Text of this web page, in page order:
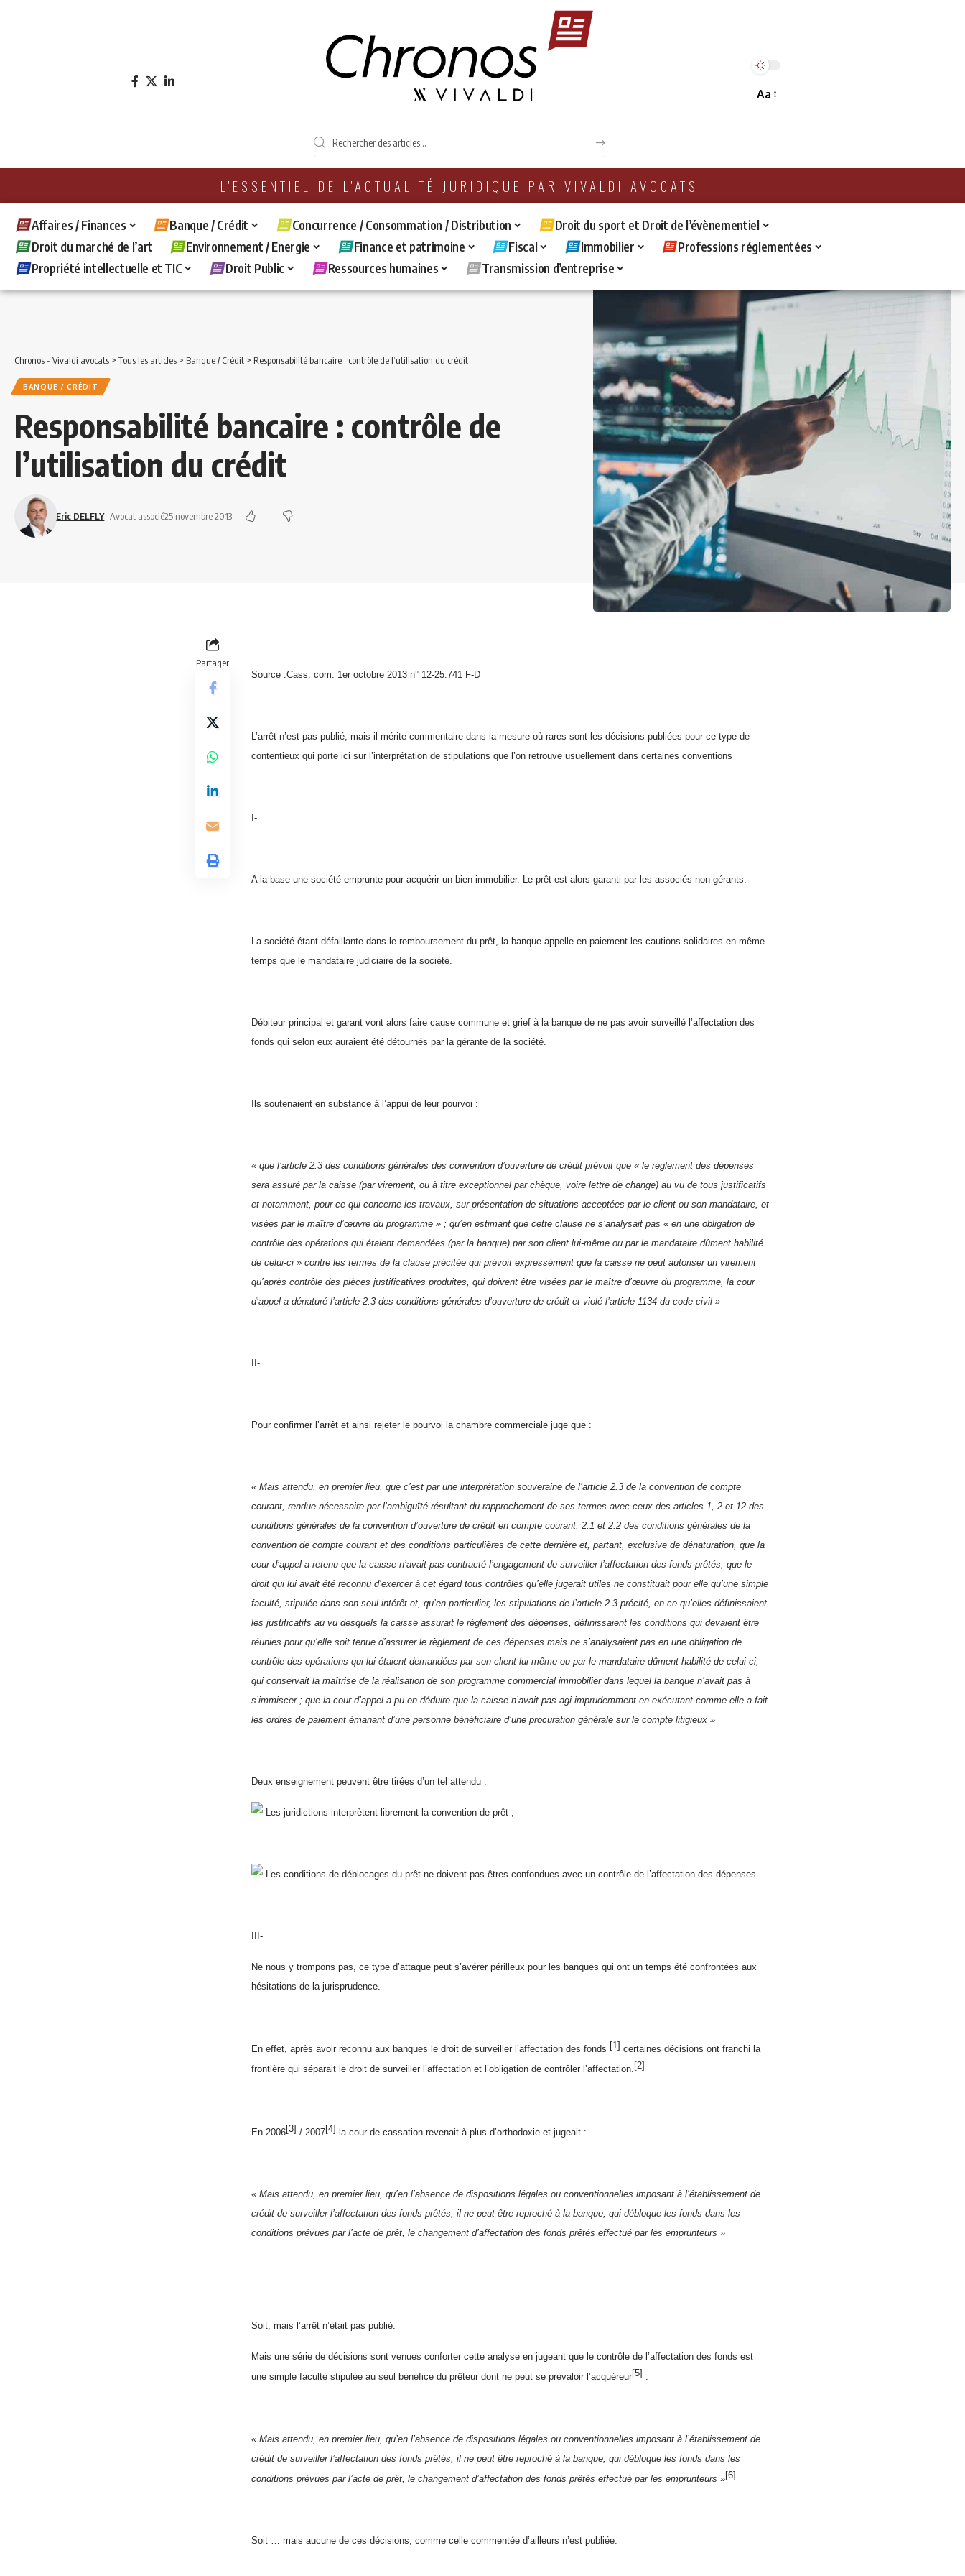
Aa
L'ESSENTIEL DE L'ACTUALITÉ JURIDIQUE PAR VIVALDI AVOCATS
Affaires / Finances Banque / Crédit Concurrence / Consommation / Distribution
Droit du sport et Droit de l’évènementiel
Droit du marché de l’art
Environnement / Energie Finance et patrimoine Fiscal Immobilier
Professions réglementées
Propriété intellectuelle et TIC
Droit Public Ressources humaines Transmission d’entreprise
Chronos - Vivaldi avocats > Tous les articles > Banque / Crédit > Responsabilité bancaire : contrôle de l’utilisation du crédit
BANQUE / CRÉDIT
Responsabilité bancaire : contrôle de
l’utilisation du crédit
Eric DELFLY- Avocat associé25 novembre 2013
Partager
Source :Cass. com. 1er octobre 2013 n° 12-25.741 F-D
L’arrêt n’est pas publié, mais il mérite commentaire dans la mesure où rares sont les décisions publiées pour ce type de
contentieux qui porte ici sur l’interprétation de stipulations que l’on retrouve usuellement dans certaines conventions
I-
A la base une société emprunte pour acquérir un bien immobilier. Le prêt est alors garanti par les associés non gérants.
La société étant défaillante dans le remboursement du prêt, la banque appelle en paiement les cautions solidaires en même
temps que le mandataire judiciaire de la société.
Débiteur principal et garant vont alors faire cause commune et grief à la banque de ne pas avoir surveillé l’affectation des
fonds qui selon eux auraient été détournés par la gérante de la société.
Ils soutenaient en substance à l’appui de leur pourvoi :
« que l’article 2.3 des conditions générales des convention d’ouverture de crédit prévoit que « le règlement des dépenses
sera assuré par la caisse (par virement, ou à titre exceptionnel par chèque, voire lettre de change) au vu de tous justificatifs
et notamment, pour ce qui concerne les travaux, sur présentation de situations acceptées par le client ou son mandataire, et
visées par le maître d’œuvre du programme » ; qu’en estimant que cette clause ne s’analysait pas « en une obligation de
contrôle des opérations qui étaient demandées (par la banque) par son client lui-même ou par le mandataire dûment habilité
de celui-ci » contre les termes de la clause précitée qui prévoit expressément que la caisse ne peut autoriser un virement
qu’après contrôle des pièces justificatives produites, qui doivent être visées par le maître d’œuvre du programme, la cour
d’appel a dénaturé l’article 2.3 des conditions générales d’ouverture de crédit et violé l’article 1134 du code civil »
II-
Pour confirmer l’arrêt et ainsi rejeter le pourvoi la chambre commerciale juge que :
« Mais attendu, en premier lieu, que c’est par une interprétation souveraine de l’article 2.3 de la convention de compte
courant, rendue nécessaire par l’ambiguïté résultant du rapprochement de ses termes avec ceux des articles 1, 2 et 12 des
conditions générales de la convention d’ouverture de crédit en compte courant, 2.1 et 2.2 des conditions générales de la
convention de compte courant et des conditions particulières de cette dernière et, partant, exclusive de dénaturation, que la
cour d’appel a retenu que la caisse n’avait pas contracté l’engagement de surveiller l’affectation des fonds prêtés, que le
droit qui lui avait été reconnu d’exercer à cet égard tous contrôles qu’elle jugerait utiles ne constituait pour elle qu’une simple
faculté, stipulée dans son seul intérêt et, qu’en particulier, les stipulations de l’article 2.3 précité, en ce qu’elles définissaient
les justificatifs au vu desquels la caisse assurait le règlement des dépenses, définissaient les conditions qui devaient être
réunies pour qu’elle soit tenue d’assurer le règlement de ces dépenses mais ne s’analysaient pas en une obligation de
contrôle des opérations qui lui étaient demandées par son client lui-même ou par le mandataire dûment habilité de celui-ci,
qui conservait la maîtrise de la réalisation de son programme commercial immobilier dans lequel la banque n’avait pas à
s’immiscer ; que la cour d’appel a pu en déduire que la caisse n’avait pas agi imprudemment en exécutant comme elle a fait
les ordres de paiement émanant d’une personne bénéficiaire d’une procuration générale sur le compte litigieux »
Deux enseignement peuvent être tirées d’un tel attendu :
Les juridictions interprètent librement la convention de prêt ;
Les conditions de déblocages du prêt ne doivent pas êtres confondues avec un contrôle de l’affectation des dépenses.
III-
Ne nous y trompons pas, ce type d’attaque peut s’avérer périlleux pour les banques qui ont un temps été confrontées aux
hésitations de la jurisprudence.
En effet, après avoir reconnu aux banques le droit de surveiller l’affectation des fonds [1] certaines décisions ont franchi la
frontière qui séparait le droit de surveiller l’affectation et l’obligation de contrôler l’affectation. [2]
En 2006[3] / 2007[4] la cour de cassation revenait à plus d’orthodoxie et jugeait :
« Mais attendu, en premier lieu, qu’en l’absence de dispositions légales ou conventionnelles imposant à l’établissement de
crédit de surveiller l’affectation des fonds prêtés, il ne peut être reproché à la banque, qui débloque les fonds dans les
conditions prévues par l’acte de prêt, le changement d’affectation des fonds prêtés effectué par les emprunteurs »
Soit, mais l’arrêt n’était pas publié.
Mais une série de décisions sont venues conforter cette analyse en jugeant que le contrôle de l’affectation des fonds est
une simple faculté stipulée au seul bénéfice du prêteur dont ne peut se prévaloir l’acquéreur[5] :
« Mais attendu, en premier lieu, qu’en l’absence de dispositions légales ou conventionnelles imposant à l’établissement de
crédit de surveiller l’affectation des fonds prêtés, il ne peut être reproché à la banque, qui débloque les fonds dans les
conditions prévues par l’acte de prêt, le changement d’affectation des fonds prêtés effectué par les emprunteurs »[6]
Soit … mais aucune de ces décisions, comme celle commentée d’ailleurs n’est publiée.